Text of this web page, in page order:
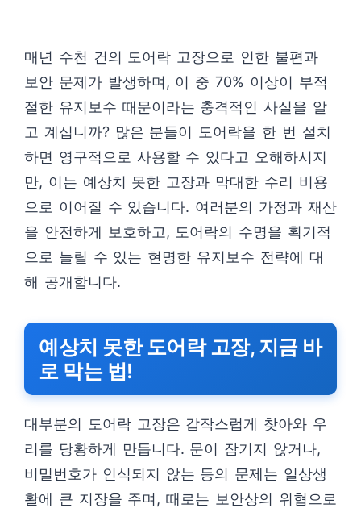
매년 수천 건의 도어락 고장으로 인한 불편과
보안 문제가 발생하며, 이 중 70% 이상이 부적
절한 유지보수 때문이라는 충격적인 사실을 알
고 계십니까? 많은 분들이 도어락을 한 번 설치
하면 영구적으로 사용할 수 있다고 오해하시지
만, 이는 예상치 못한 고장과 막대한 수리 비용
으로 이어질 수 있습니다. 여러분의 가정과 재산
을 안전하게 보호하고, 도어락의 수명을 획기적
으로 늘릴 수 있는 현명한 유지보수 전략에 대
해 공개합니다.
예상치 못한 도어락 고장, 지금 바
로 막는 법!
대부분의 도어락 고장은 갑작스럽게 찾아와 우
리를 당황하게 만듭니다. 문이 잠기지 않거나,
비밀번호가 인식되지 않는 등의 문제는 일상생
활에 큰 지장을 주며, 때로는 보안상의 위협으로